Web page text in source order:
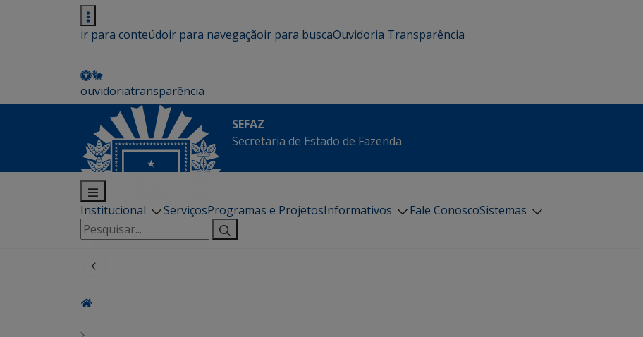
ir para conteúdoir para navegaçãoir para buscaOuvidoria Transparência
ouvidoriatransparência
SEFAZ
Secretaria de Estado de Fazenda
Institucional ServiçosProgramas e ProjetosInformativos Fale ConoscoSistemas
Pesquisar
por: